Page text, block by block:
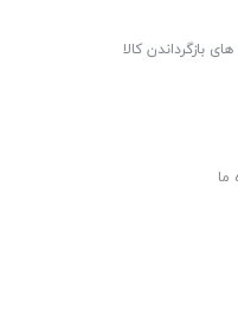
بازگرداندن کالا
ما